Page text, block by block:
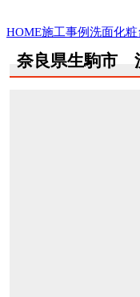
HOME施工事例洗面化粧
奈良県生駒市